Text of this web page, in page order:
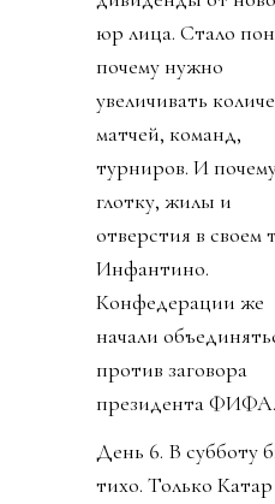
юр лица. Стало
почему нужно
увеличивать
матчей, команд,
турниров. И
глотку, жилы и
отверстия в своем
Инфантино.
Конфедерации же
начали
против заговора
президента ФИФА.
День 6. В субботу
тихо. Только Катар